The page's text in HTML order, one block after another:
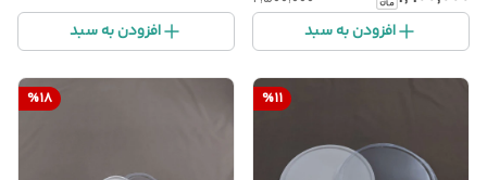
افزودن به سبد افزودن به سبد
%11
%18